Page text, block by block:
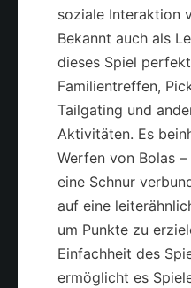
soziale Interaktion
Bekannt auch als
dieses Spiel
Familientreffen,
Tailgating und
Aktivitäten. Es
Werfen von Bolas
eine Schnur
auf eine
um Punkte zu
Einfachheit des
ermöglicht es